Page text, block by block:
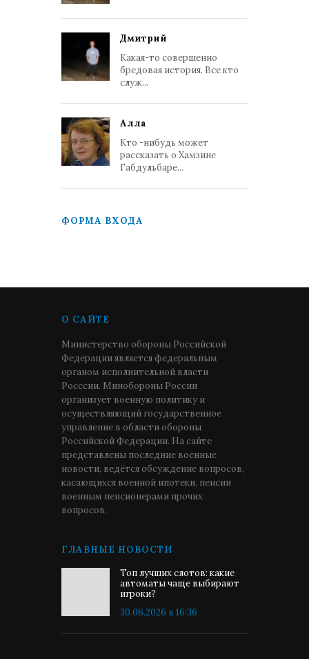
Дмитрий
Какая-то совершенно
бредовая история. Все кто
служ...
Алла
Кто -нибудь может
рассказать о Хамзине
Габдульбаре...
ФОРМА ВХОДА
О САЙТЕ
Министерство обороны Российской
Федерации является федеральным
органом исполнительной власти
Росссии. Минобороны России
организует военную политику и
осуществляющий государственное
управление в области обороны
Российской Федерации. На сайте
представлены последние военные
новости, ведётся обсуждение вопросов,
касающихся военной ипотеки, пенсии
военным пенсионерами прочих
вопросов.
ГЛАВНЫЕ НОВОСТИ
Топ лучших слотов: какие
автоматы чаще выбирают
игроки?
30.06.2026 в 16:36